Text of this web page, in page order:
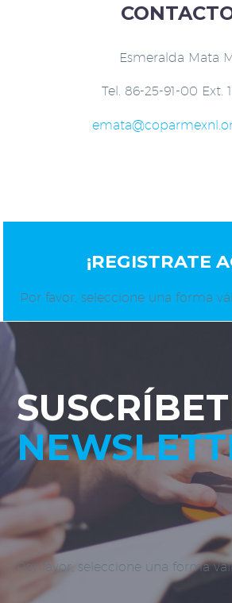
Esmeralda Mata
Tel. 86-25-91-00 Ext.
¡REGISTRATE
Por favor, seleccione una forma
Por favor, seleccione una forma